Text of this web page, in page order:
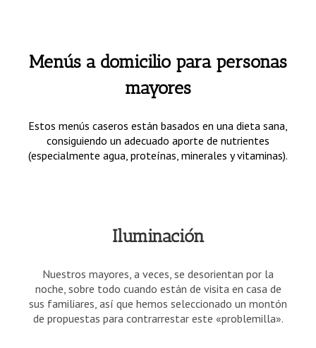
Menús a domicilio para personas
mayores
Estos menús caseros están basados en una dieta sana,
consiguiendo un adecuado aporte de nutrientes
(especialmente agua, proteínas, minerales y vitaminas).
Iluminación
Nuestros mayores, a veces, se desorientan por la
noche, sobre todo cuando están de visita en casa de
sus familiares, así que hemos seleccionado un montón
de propuestas para contrarrestar este «problemilla».